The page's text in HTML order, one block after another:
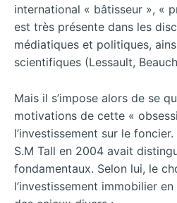
international « bâtisseur », «
est très présente dans les
médiatiques et politiques,
scientifiques (Lessault,
Mais il s’impose alors de se
motivations de cette «
l’investissement sur le
S.M Tall en 2004 avait
fondamentaux. Selon lui, le
l’investissement immobilier